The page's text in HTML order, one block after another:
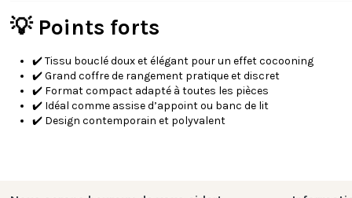
💡 Points forts
✔️ Tissu bouclé doux et élégant pour un effet cocooning
✔️ Grand coffre de rangement pratique et discret
✔️ Format compact adapté à toutes les pièces
✔️ Idéal comme assise d’appoint ou banc de lit
✔️ Design contemporain et polyvalent